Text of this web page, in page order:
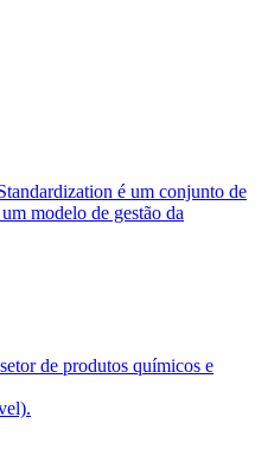
é um conjunto de
modelo de gestão da
de produtos químicos e